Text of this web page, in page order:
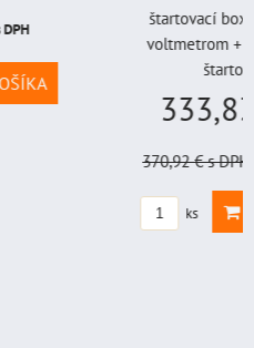
štartovací box s
voltmetrom + power
štartovací...
333,83 €
370,92 €s DPH Zľava
DO